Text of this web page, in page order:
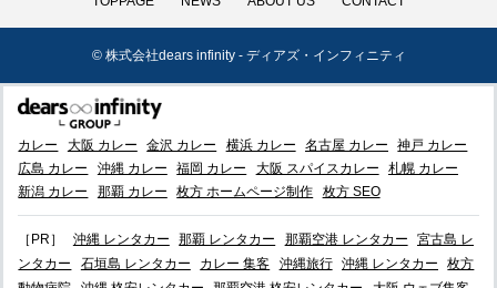
© 株式会社dears infinity - ディアズ・インフィニティ
カレー 大阪 カレー 金沢 カレー 横浜 カレー 名古屋 カレー
神戸 カレー
広島 カレー
沖縄 カレー 福岡 カレー 大阪 スパイスカレー
札幌 カレー
新潟 カレー
那覇 カレー 枚方 ホームページ制作 枚方 SEO
［PR］ 沖縄 レンタカー 那覇 レンタカー 那覇空港 レンタカー
宮古島 レ
ンタカー
石垣島 レンタカー カレー 集客 沖縄旅行 沖縄 レンタカー
枚方